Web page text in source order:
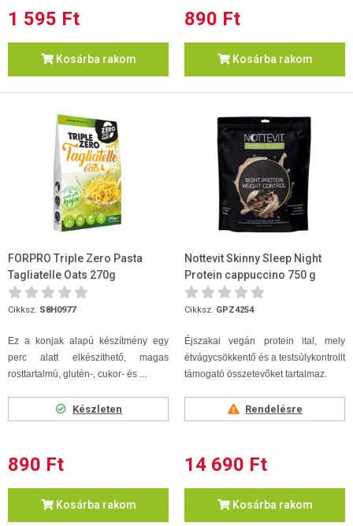
1 595 Ft
Kosárba rakom
890 Ft
Kosárba rakom
FORPRO Triple Zero Pasta
Tagliatelle Oats 270g
Cikksz. S8H0977
Ez a konjak alapú készítmény egy
perc alatt elkészíthető, magas
rosttartalmú, glutén-, cukor- és ...
Készleten
890 Ft
Kosárba rakom
Nottevit Skinny Sleep Night
Protein cappuccino 750 g
Cikksz. GPZ4254
Éjszakai vegán protein ital, mely
étvágycsökkentő és a testsúlykontrollt
támogató összetevőket tartalmaz.
Rendelésre
14 690 Ft
Kosárba rakom